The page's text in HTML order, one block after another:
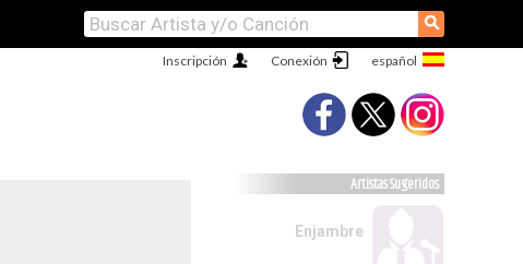
⚲
Conexión
Inscripción
Artistas Sugeridos
Enjambre